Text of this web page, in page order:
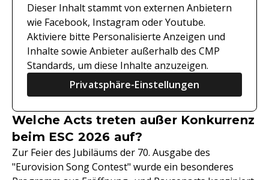
Dieser Inhalt stammt von externen Anbietern
wie Facebook, Instagram oder Youtube.
Aktiviere bitte Personalisierte Anzeigen und
Inhalte sowie Anbieter außerhalb des CMP
Standards, um diese Inhalte anzuzeigen.
Privatsphäre-Einstellungen
Welche Acts treten außer Konkurrenz
beim ESC 2026 auf?
Zur Feier des Jubiläums der 70. Ausgabe des
"Eurovision Song Contest" wurde ein besonderes